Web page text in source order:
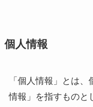
個人情報
「個人情報」とは
情報」を指すものと